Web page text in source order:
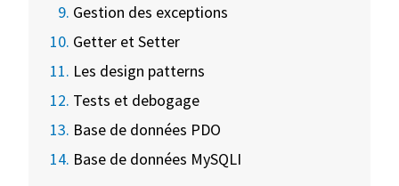
Gestion des exceptions
Getter et Setter
Les design patterns
Tests et debogage
Base de données PDO
Base de données MySQLI